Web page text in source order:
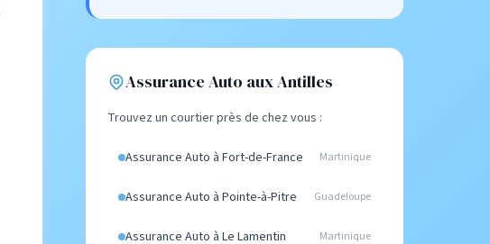
Assurance Auto aux Antilles
Trouvez un courtier près de chez vous :
Assurance Auto à Fort-de-France Martinique
Assurance Auto à Pointe-à-Pitre Guadeloupe
Assurance Auto à Le Lamentin Martinique